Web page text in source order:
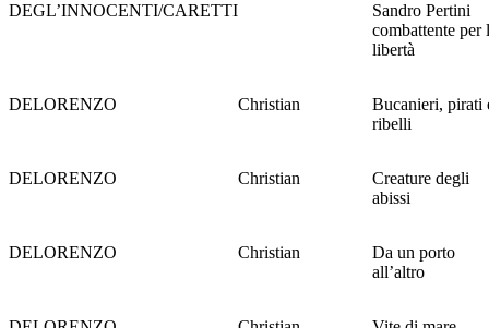
DEGL’INNOCENTI/CARETTI
Sandro Pertini
combattente per
libertà
DELORENZO Christian
Bucanieri, pirati
ribelli
DELORENZO Christian
Creature degli
abissi
DELORENZO Christian
Da un porto
all’altro